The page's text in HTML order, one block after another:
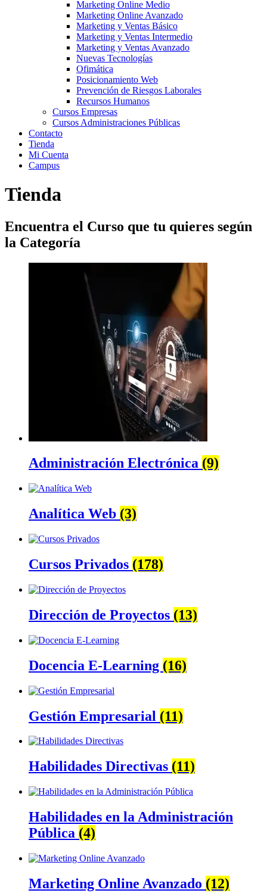
Marketing Online Medio
Marketing Online Avanzado
Marketing y Ventas Básico
Marketing y Ventas Intermedio
Marketing y Ventas Avanzado
Nuevas Tecnologías
Ofimática
Posicionamiento Web
Prevención de Riesgos Laborales
Recursos Humanos
Cursos Empresas
Cursos Administraciones Públicas
Contacto
Tienda
Mi Cuenta
Campus
Tienda
Encuentra el Curso que tu quieres según
la Categoría
Administración Electrónica (9)
Analítica Web (3)
Cursos Privados (178)
Dirección de Proyectos (13)
Docencia E-Learning (16)
Gestión Empresarial (11)
Habilidades Directivas (11)
Habilidades en la Administración
Pública (4)
Marketing Online Avanzado (12)